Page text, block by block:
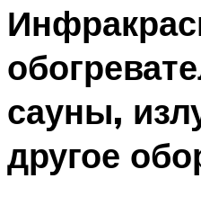
сауны,
другое